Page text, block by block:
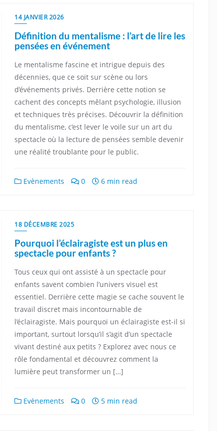
14 JANVIER 2026
Définition du mentalisme : l’art de lire les
pensées en événement
Le mentalisme fascine et intrigue depuis des
décennies, que ce soit sur scène ou lors
d’événements privés. Derrière cette notion se
cachent des concepts mêlant psychologie, illusion
et techniques très précises. Découvrir la définition
du mentalisme, c’est lever le voile sur un art du
spectacle où la lecture de pensées semble devenir
une réalité troublante pour le public.
Evènements 0 6 min read
18 DÉCEMBRE 2025
Pourquoi l’éclairagiste est un plus en
spectacle pour enfants ?
Tous ceux qui ont assisté à un spectacle pour
enfants savent combien l’univers visuel est
essentiel. Derrière cette magie se cache souvent le
travail discret mais incontournable de
l’éclairagiste. Mais pourquoi un éclairagiste est-il si
important, surtout lorsqu’il s’agit d’un spectacle
vivant destiné aux petits ? Explorez avec nous ce
rôle fondamental et découvrez comment la
lumière peut transformer un […]
Evènements 0 5 min read